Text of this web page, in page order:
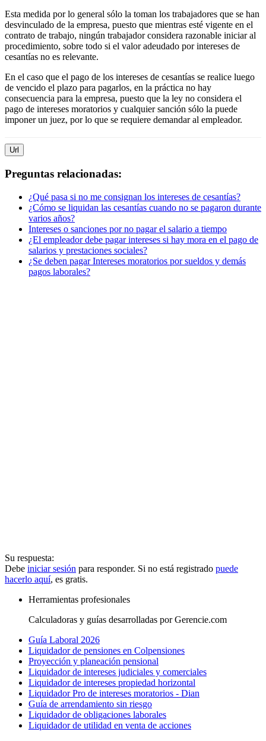
Esta medida por lo general sólo la toman los trabajadores que se han
desvinculado de la empresa, puesto que mientras esté vigente en el
contrato de trabajo, ningún trabajador considera razonable iniciar al
procedimiento, sobre todo si el valor adeudado por intereses de
cesantías no es relevante.
En el caso que el pago de los intereses de cesantías se realice luego
de vencido el plazo para pagarlos, en la práctica no hay
consecuencia para la empresa, puesto que la ley no considera el
pago de intereses moratorios y cualquier sanción sólo la puede
imponer un juez, por lo que se requiere demandar al empleador.
Url
Preguntas relacionadas:
¿Qué pasa si no me consignan los intereses de cesantías?
¿Cómo se liquidan las cesantías cuando no se pagaron durante
varios años?
Intereses o sanciones por no pagar el salario a tiempo
¿El empleador debe pagar intereses si hay mora en el pago de
salarios y prestaciones sociales?
¿Se deben pagar Intereses moratorios por sueldos y demás
pagos laborales?
Su respuesta:
Debe iniciar sesión para responder. Si no está registrado puede
hacerlo aquí, es gratis.
Herramientas profesionales
Calculadoras y guías desarrolladas por Gerencie.com
Guía Laboral 2026
Liquidador de pensiones en Colpensiones
Proyección y planeación pensional
Liquidador de intereses judiciales y comerciales
Liquidador de intereses propiedad horizontal
Liquidador Pro de intereses moratorios - Dian
Guía de arrendamiento sin riesgo
Liquidador de obligaciones laborales
Liquidador de utilidad en venta de acciones